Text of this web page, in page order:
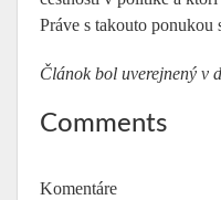
Práve s takouto ponukou
Článok bol uverejnený v
Comments
Komentáre